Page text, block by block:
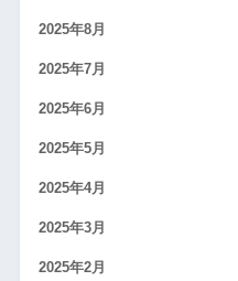
2025年8月
2025年7月
2025年6月
2025年5月
2025年4月
2025年3月
2025年2月